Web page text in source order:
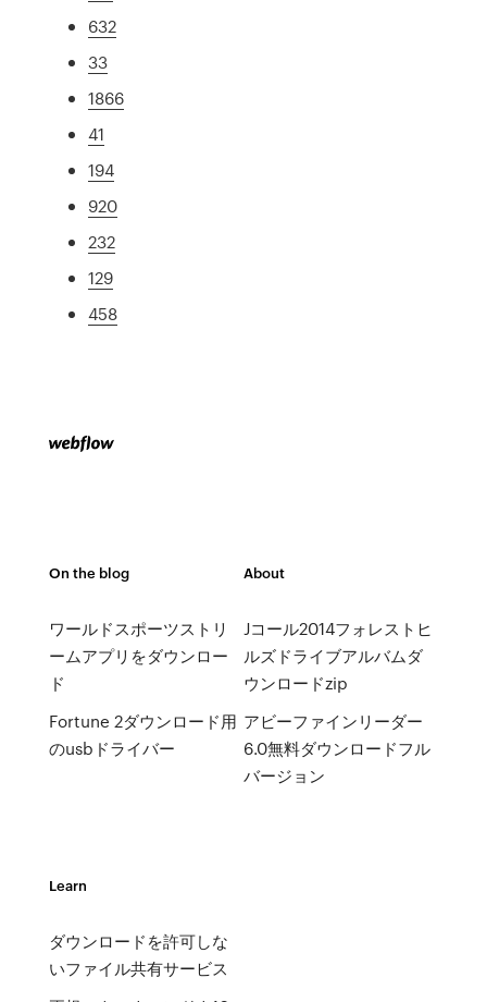
632
33
1866
41
194
920
232
129
458
On the blog
ワールドスポーツストリ
ームアプリをダウンロー
ド
Fortune 2ダウンロード用
のusbドライバー
About
Jコール2014フォレストヒ
ルズドライブアルバムダ
ウンロードzip
アビーファインリーダー
6.0無料ダウンロードフル
バージョン
Learn
ダウンロードを許可しな
いファイル共有サービス